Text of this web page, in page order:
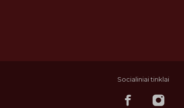
Socialiniai tinklai